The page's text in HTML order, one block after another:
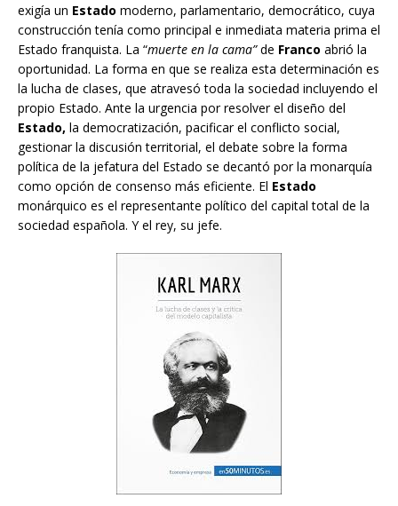
exigía un Estado moderno, parlamentario, democrático, cuya
construcción tenía como principal e inmediata materia prima el
Estado franquista. La “muerte en la cama”de Franco abrió la
oportunidad. La forma en que se realiza esta determinación es
la lucha de clases, que atravesó toda la sociedad incluyendo el
propio Estado. Ante la urgencia por resolver el diseño del
Estado, la democratización, pacificar el conflicto social,
gestionar la discusión territorial, el debate sobre la forma
política de la jefatura del Estado se decantó por la monarquía
como opción de consenso más eficiente. El Estado
monárquico es el representante político del capital total de la
sociedad española. Y el rey, su jefe.